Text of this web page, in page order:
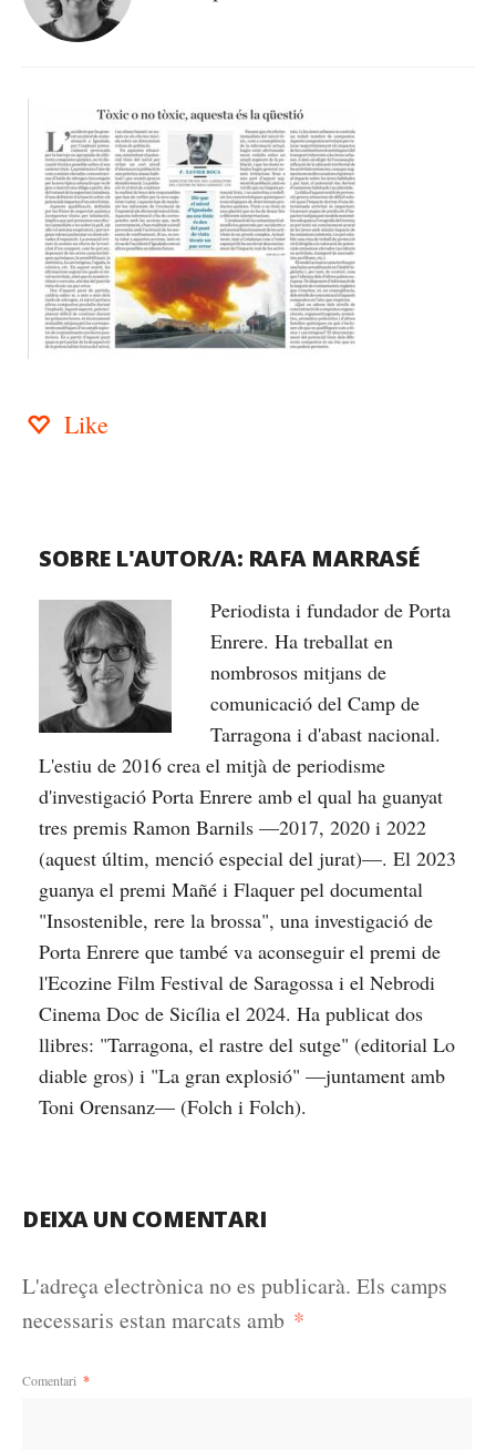
Like
SOBRE L'AUTOR/A: RAFA MARRASÉ
Periodista i fundador de Porta
Enrere. Ha treballat en
nombrosos mitjans de
comunicació del Camp de
Tarragona i d'abast nacional.
L'estiu de 2016 crea el mitjà de periodisme
d'investigació Porta Enrere amb el qual ha guanyat
tres premis Ramon Barnils —2017, 2020 i 2022
(aquest últim, menció especial del jurat)—. El 2023
guanya el premi Mañé i Flaquer pel documental
"Insostenible, rere la brossa", una investigació de
Porta Enrere que també va aconseguir el premi de
l'Ecozine Film Festival de Saragossa i el Nebrodi
Cinema Doc de Sicília el 2024. Ha publicat dos
llibres: "Tarragona, el rastre del sutge" (editorial Lo
diable gros) i "La gran explosió" —juntament amb
Toni Orensanz— (Folch i Folch).
DEIXA UN COMENTARI
L'adreça electrònica no es publicarà. Els camps
necessaris estan marcats amb *
Comentari *